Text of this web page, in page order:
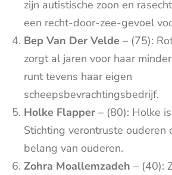
zijn autistische zoon en
een recht-door-zee-gevoel
Bep Van Der Velde – (75):
zorgt al jaren voor haar
runt tevens haar eigen
scheepsbevrachtingsbedrijf.
Holke Flapper – (80): Holke
Stichting verontruste ouderen
belang van ouderen.
Zohra Moallemzadeh – (40):